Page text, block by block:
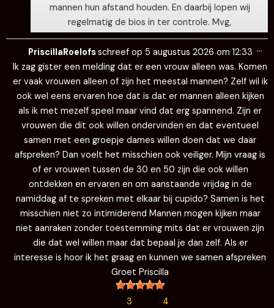
mannen hun afstand houden. En daarbij lopen wij
regelmatig de bios in ter controle. Mvg,
PriscillaRoelofsschreef op 5 augustus 2026 om 12:33
Ik zag gister een melding dat er een vrouw alleen was. Komen
er vaak vrouwen alleen of zijn het meestal mannen? Zelf wil ik
ook wel eens ervaren hoe dat is dat er mannen alleen kijken
als ik met mezelf speel maar vind dat erg spannend. Zijn er
vrouwen die dit ook willen ondervinden en dat eventueel
samen met een groepje dames willen doen dat we daar
afspreken? Dan voelt het misschien ook veiliger. Mijn vraag is
of er vrouwen tussen de 30 en 50 zijn die ook willen
ontdekken en ervaren en om aanstaande vrijdag in de
namiddag af te spreken met elkaar bij cupido? Samen is het
misschien niet zo intimiderend Mannen mogen kijken maar
niet aanraken zonder toestemming mits dat er vrouwen zijn
die dat wel willen maar dat bepaal je dan zelf. Als er
interesse is hoor ik het graag en kunnen we samen afspreken
Groet Priscilla
3
4
…